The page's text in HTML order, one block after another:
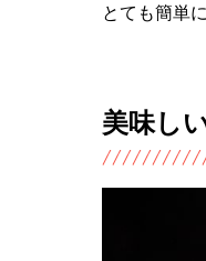
とても簡単
美味し